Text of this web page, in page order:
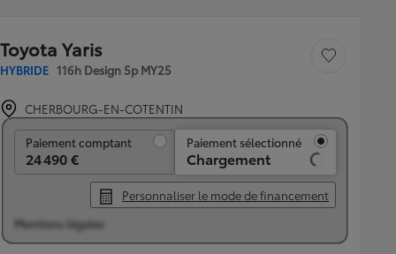
Toyota Yaris
HYBRIDE 116h Design 5p MY25
Sauvegarder le
CHERBOURG-EN-COTENTIN
Paiement comptant
24 490 €
Paiement sélectionné
Chargement
Personnaliser le mode de financement
Mentions légales